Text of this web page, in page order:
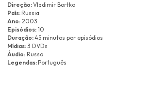
Direção:Vladimir Bortko
País:Russia
Ano: 2003
Episódios: 10
Duração:45 minutos por episódios
Mídias:3 DVDs
Áudio: Russo
Legendas:Português